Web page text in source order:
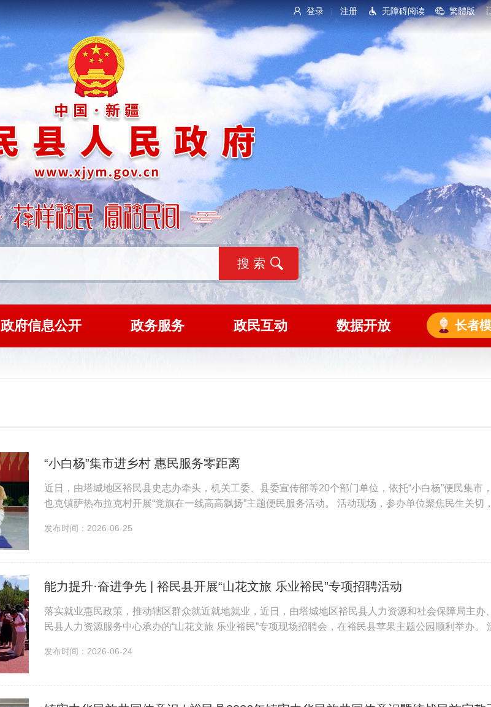
登录 注册 无障碍阅读 繁體版
政府信息公开 政务服务 政民互动 数据开放 长者
“小白杨”集市进乡村 惠民服务零距离
近日，由塔城地区裕民县史志办牵头，机关工委、县委宣传部等20个部门单位，依托“小白杨”便民集市
也克镇萨热布拉克村开展“党旗在一线高高飘扬”主题便民服务活动。 活动现场，参办单位聚焦民生关切
惠民红利...
发布时间：2026-06-25
能力提升·奋进争先 | 裕民县开展“山花文旅 乐业裕民”专项招聘活动
落实就业惠民政策，推动辖区群众就近就地就业，近日，由塔城地区裕民县人力资源和社会保障局主办
民县人力资源服务中心承办的“山花文旅 乐业裕民”专项现场招聘会，在裕民县苹果主题公园顺利举办。
结合自身条...
发布时间：2026-06-24